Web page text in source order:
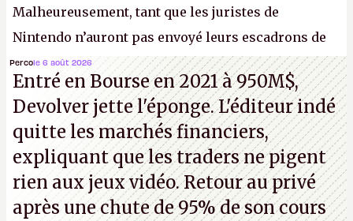
Malheureusement, tant que les juristes de
Nintendo n’auront pas envoyé leurs escadrons de
la mort judiciaires pour distribuer du copyright
strike à tour de bras, l'Oncle Sam continuera
d'étaler sa confiture intellectuelle sur vos
souvenirs d'enfance.P.
Percole 6 août 2026
Entré en Bourse en 2021 à 950M$,
Devolver jette l'éponge. L'éditeur indé
quitte les marchés financiers,
expliquant que les traders ne pigent
rien aux jeux vidéo. Retour au privé
après une chute de 95% de son cours